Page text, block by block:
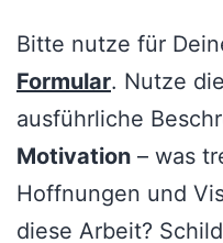
Bitte nutze für
Formular. Nutze
ausführliche
Motivation – was
Hoffnungen und
diese Arbeit?